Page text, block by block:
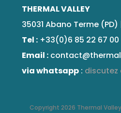
THERMAL VALLEY
35031 Abano Terme
Tel :+33(0)6 85 22 67 00
Email :
via whatsapp: discutez
Copyright 2026 Thermal